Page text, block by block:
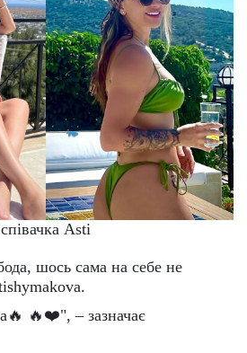
співачка Asti
шось сама на себе не
🔥❤️", – зазначає